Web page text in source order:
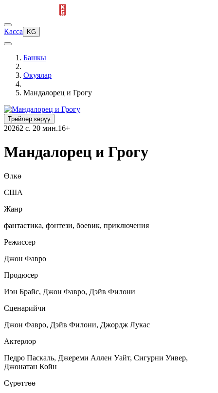
Касса KG
Башкы
Окуялар
Мандалорец и Грогу
Трейлер көрүү
20262 с. 20 мин.16+
Мандалорец и Грогу
Өлкө
США
Жанр
фантастика, фэнтези, боевик, приключения
Режиссер
Джон Фавро
Продюсер
Иэн Брайс, Джон Фавро, Дэйв Филони
Сценарийчи
Джон Фавро, Дэйв Филони, Джордж Лукас
Актерлор
Педро Паскаль, Джереми Аллен Уайт, Сигурни Уивер,
Джонатан Койн
Сүрөттөө